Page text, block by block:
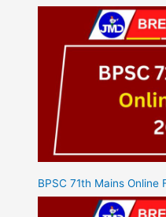
BPSC 71th Mains